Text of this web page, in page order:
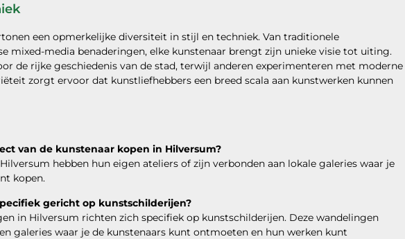
een opmerkelijke diversiteit in stijl en techniek. Van traditionele
mixed-media benaderingen, elke kunstenaar brengt zijn unieke visie tot uiting.
de rijke geschiedenis van de stad, terwijl anderen experimenteren met moderne
zorgt ervoor dat kunstliefhebbers een breed scala aan kunstwerken kunnen
van de kunstenaar kopen in Hilversum?
hebben hun eigen ateliers of zijn verbonden aan lokale galeries waar je
kopen.
gericht op kunstschilderijen?
in Hilversum richten zich specifiek op kunstschilderijen. Deze wandelingen
galeries waar je de kunstenaars kunt ontmoeten en hun werken kunt